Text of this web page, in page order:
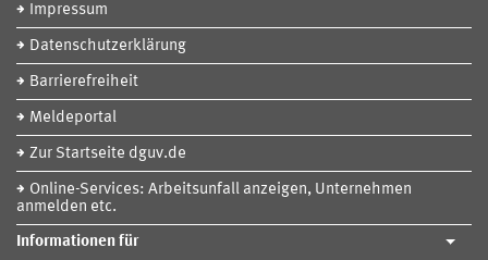
Impressum
Datenschutzerklärung
Barrierefreiheit
Meldeportal
Zur Startseite dguv.de
Online-Services: Arbeitsunfall anzeigen, Unternehmen
anmelden etc.
Informationen für